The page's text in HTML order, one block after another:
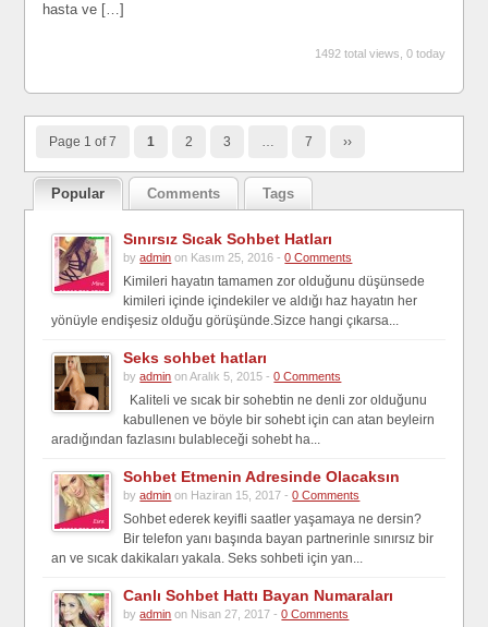
hasta ve […]
1492 total views, 0 today
Page 1 of 7 1 2 3 … 7 ››
Popular Comments Tags
Sınırsız Sıcak Sohbet Hatları
byadmin on Kasım 25, 2016 -0 Comments
Kimileri hayatın tamamen zor olduğunu düşünsede
kimileri içinde içindekiler ve aldığı haz hayatın her
yönüyle endişesiz olduğu görüşünde.Sizce hangi çıkarsa...
Seks sohbet hatları
byadmin on Aralık 5, 2015 -0 Comments
Kaliteli ve sıcak bir sohebtin ne denli zor olduğunu
kabullenen ve böyle bir sohebt için can atan beyleirn
aradığından fazlasını bulableceği sohebt ha...
Sohbet Etmenin Adresinde Olacaksın
byadmin on Haziran 15, 2017 -0 Comments
Sohbet ederek keyifli saatler yaşamaya ne dersin?
Bir telefon yanı başında bayan partnerinle sınırsız bir
an ve sıcak dakikaları yakala. Seks sohbeti için yan...
Canlı Sohbet Hattı Bayan Numaraları
byadmin on Nisan 27, 2017 -0 Comments